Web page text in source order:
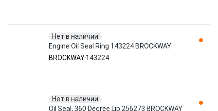
Нет в наличии
Engine Oil Seal Ring 143224 BROCKWAY
BROCKWAY143224
Нет в наличии
Oil Seal, 360 Degree Lip 256273 BROCKWAY